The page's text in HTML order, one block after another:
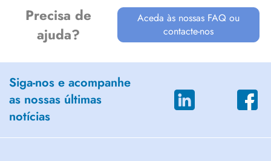
alle Methoden der Gebärmutterentfernung (vaginal, abdominal, LAVH,
LASH, TLH)
alle Inkontinenzeingriffe
alle Karzinomoperationen gynäkologischer Tumore nach der Leitlinien
Senologie:
Alle brusterhaltenden und ablativen Methoden bei Mammakarzinom,
Sentinel-Node-Biopsie
Mammareduktionsplastik
Precisa de
ajuda?
Aceda às nossas FAQ ou
contacte-nos
Siga-nos e acompanhe
as nossas últimas
notícias